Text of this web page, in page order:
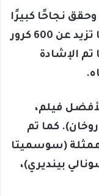
تم عرض الفيلم في 30 أبريل 2004 وحقق نجاحًا كبيرًا
في شباك التذاكر، حيث حقق أرباحًا تزيد عن 600 كرور
تم الإشادة
فيلم،
كما تم
(سوسميتا
بينديري)،